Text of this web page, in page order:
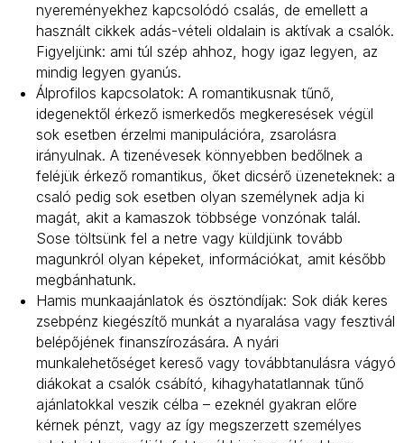
nyereményekhez kapcsolódó csalás, de emellett a
használt cikkek adás-vételi oldalain is aktívak a csalók.
Figyeljünk: ami túl szép ahhoz, hogy igaz legyen, az
mindig legyen gyanús.
Álprofilos kapcsolatok: A romantikusnak tűnő,
idegenektől érkező ismerkedős megkeresések végül
sok esetben érzelmi manipulációra, zsarolásra
irányulnak. A tizenévesek könnyebben bedőlnek a
feléjük érkező romantikus, őket dicsérő üzeneteknek: a
csaló pedig sok esetben olyan személynek adja ki
magát, akit a kamaszok többsége vonzónak talál.
Sose töltsünk fel a netre vagy küldjünk tovább
magunkról olyan képeket, információkat, amit később
megbánhatunk.
Hamis munkaajánlatok és ösztöndíjak: Sok diák keres
zsebpénz kiegészítő munkát a nyaralása vagy fesztivál
belépőjének finanszírozására. A nyári
munkalehetőséget kereső vagy továbbtanulásra vágyó
diákokat a csalók csábító, kihagyhatatlannak tűnő
ajánlatokkal veszik célba – ezeknél gyakran előre
kérnek pénzt, vagy az így megszerzett személyes